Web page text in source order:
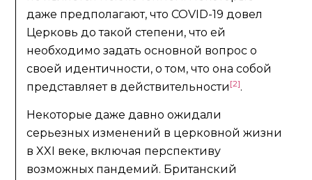
даже предполагают, что COVID-19 довел
Церковь до такой степени, что ей
необходимо задать основной вопрос о
своей идентичности, о том, что она собой
представляет в действительности [2].
Некоторые даже давно ожидали
серьезных изменений в церковной жизни
в XXI веке, включая перспективу
возможных пандемий. Британский